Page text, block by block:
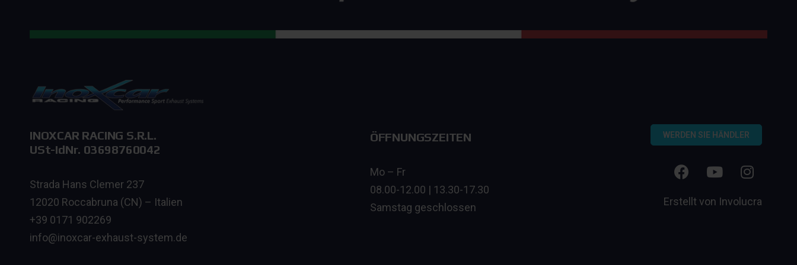
INOXCAR RACING S.R.L.
USt-IdNr. 03698760042
Strada Hans Clemer 237
12020 Roccabruna (CN) – Italien
+39 0171 902269
info@inoxcar-exhaust-system.de
ÖFFNUNGSZEITEN
Mo – Fr
08.00-12.00 | 13.30-17.30
Samstag geschlossen
WERDEN SIE HÄNDLER
Erstellt von Involucra